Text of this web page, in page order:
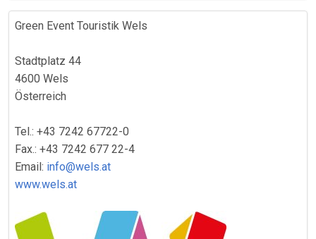
Green Event Touristik Wels
Stadtplatz 44
4600 Wels
Österreich
Tel.: +43 7242 67722-0
Fax.: +43 7242 677 22-4
Email: info@wels.at
www.wels.at